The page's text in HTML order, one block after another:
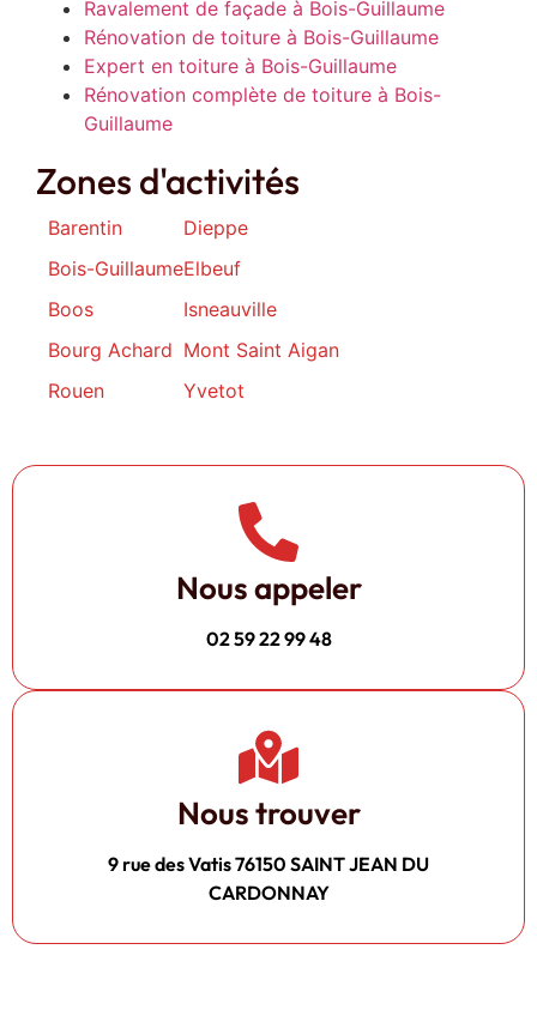
Ravalement de façade à Bois-Guillaume
Rénovation de toiture à Bois-Guillaume
Expert en toiture à Bois-Guillaume
Rénovation complète de toiture à Bois-
Guillaume
Zones d'activités
Barentin
Bois-Guillaume
Boos
Bourg Achard
Rouen
Dieppe
Elbeuf
Isneauville
Mont Saint Aigan
Yvetot
Nous appeler
02 59 22 99 48
Nous trouver
9 rue des Vatis 76150 SAINT JEAN DU
CARDONNAY